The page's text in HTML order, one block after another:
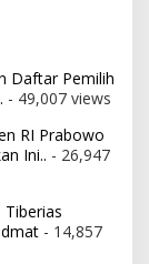
Daftar Pemilih
- 49,007 views
RI Prabowo
Ini.. - 26,947
Tiberias
- 14,857